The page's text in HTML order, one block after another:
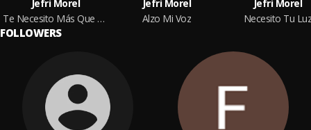
Jefri Morel
Te Necesito Más Que Ayer
Jefri Morel
Alzo Mi Voz
Jefri Morel
Necesito Tu
FOLLOWERS